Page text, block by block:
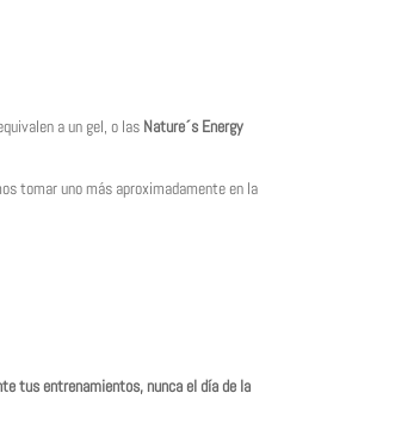
a un gel, o las Nature´s Energy
tomar uno más aproximadamente en la
tus entrenamientos, nunca el día de la